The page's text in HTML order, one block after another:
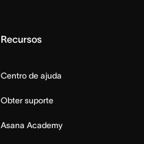
Recursos
Centro de ajuda
Obter suporte
Asana Academy